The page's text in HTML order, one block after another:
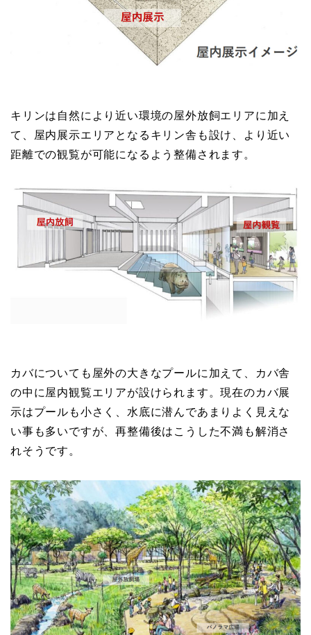
キリンは自然により近い環境の屋外放飼エリアに加え
て、屋内展示エリアとなるキリン舎も設け、より近い
距離での観覧が可能になるよう整備されます。
カバについても屋外の大きなプールに加えて、カバ舎
の中に屋内観覧エリアが設けられます。現在のカバ展
示はプールも小さく、水底に潜んであまりよく見えな
い事も多いですが、再整備後はこうした不満も解消さ
れそうです。